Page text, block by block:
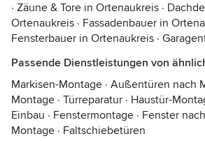
· Zäune & Tore in Ortenaukreis ·
Ortenaukreis · Fassadenbauer in
Fensterbauer in Ortenaukreis ·
Passende Dienstleistungen von
Markisen-Montage · Außentüren nach
Montage · Türreparatur · Haustür-
Einbau · Fenstermontage · Fenster
Montage · Faltschiebetüren